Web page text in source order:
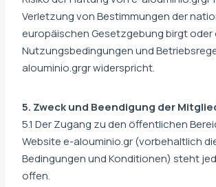
Verletzung von Bestimmungen der
europäischen Gesetzgebung birgt oder
Nutzungsbedingungen und
alouminio.grgr widerspricht.
5. Zweck und Beendigung der
5.1 Der Zugang zu den öffentlichen
Website e-alouminio.gr (vorbehaltlich
Bedingungen und Konditionen) steht
offen.